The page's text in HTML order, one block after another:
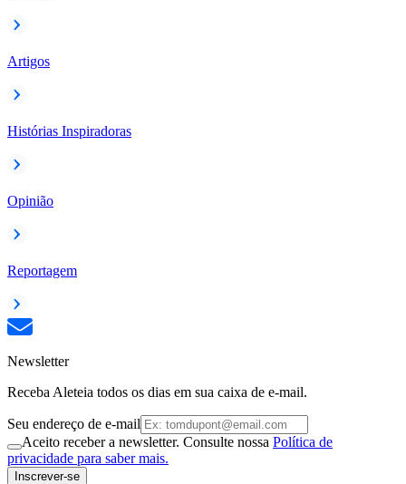
Artigos
Histórias Inspiradoras
Opinião
Reportagem
Newsletter
Receba Aleteia todos os dias em sua caixa de e-mail.
Seu endereço de e-mail
Aceito receber a newsletter. Consulte nossa Política de
privacidade para saber mais.
Inscrever-se